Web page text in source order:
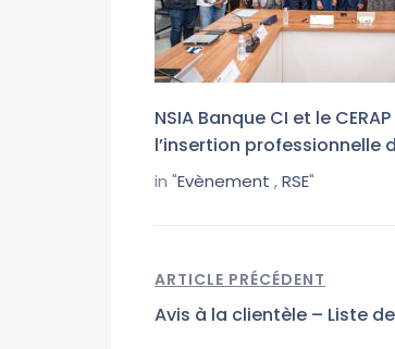
NSIA Banque CI et le
l’insertion professionnelle
in "Evènement ,RSE"
ARTICLE PRÉCÉDENT
Avis à la clientèle – Liste